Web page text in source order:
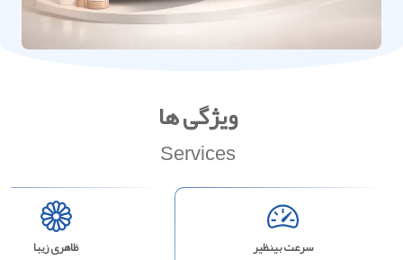
ویژگی ها
Services
سرعت بینظیر ظاهری زیبا